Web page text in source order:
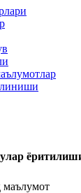
маълумот